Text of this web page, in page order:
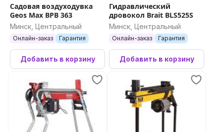
Садовая воздуходувка
Geos Max BPB 363
Минск, Центральный
Онлайн-заказ Гарантия
Добавить в корзину
Гидравлический
дровокол Brait BLS525S
Минск, Центральный
Онлайн-заказ Гарантия
Добавить в корзину